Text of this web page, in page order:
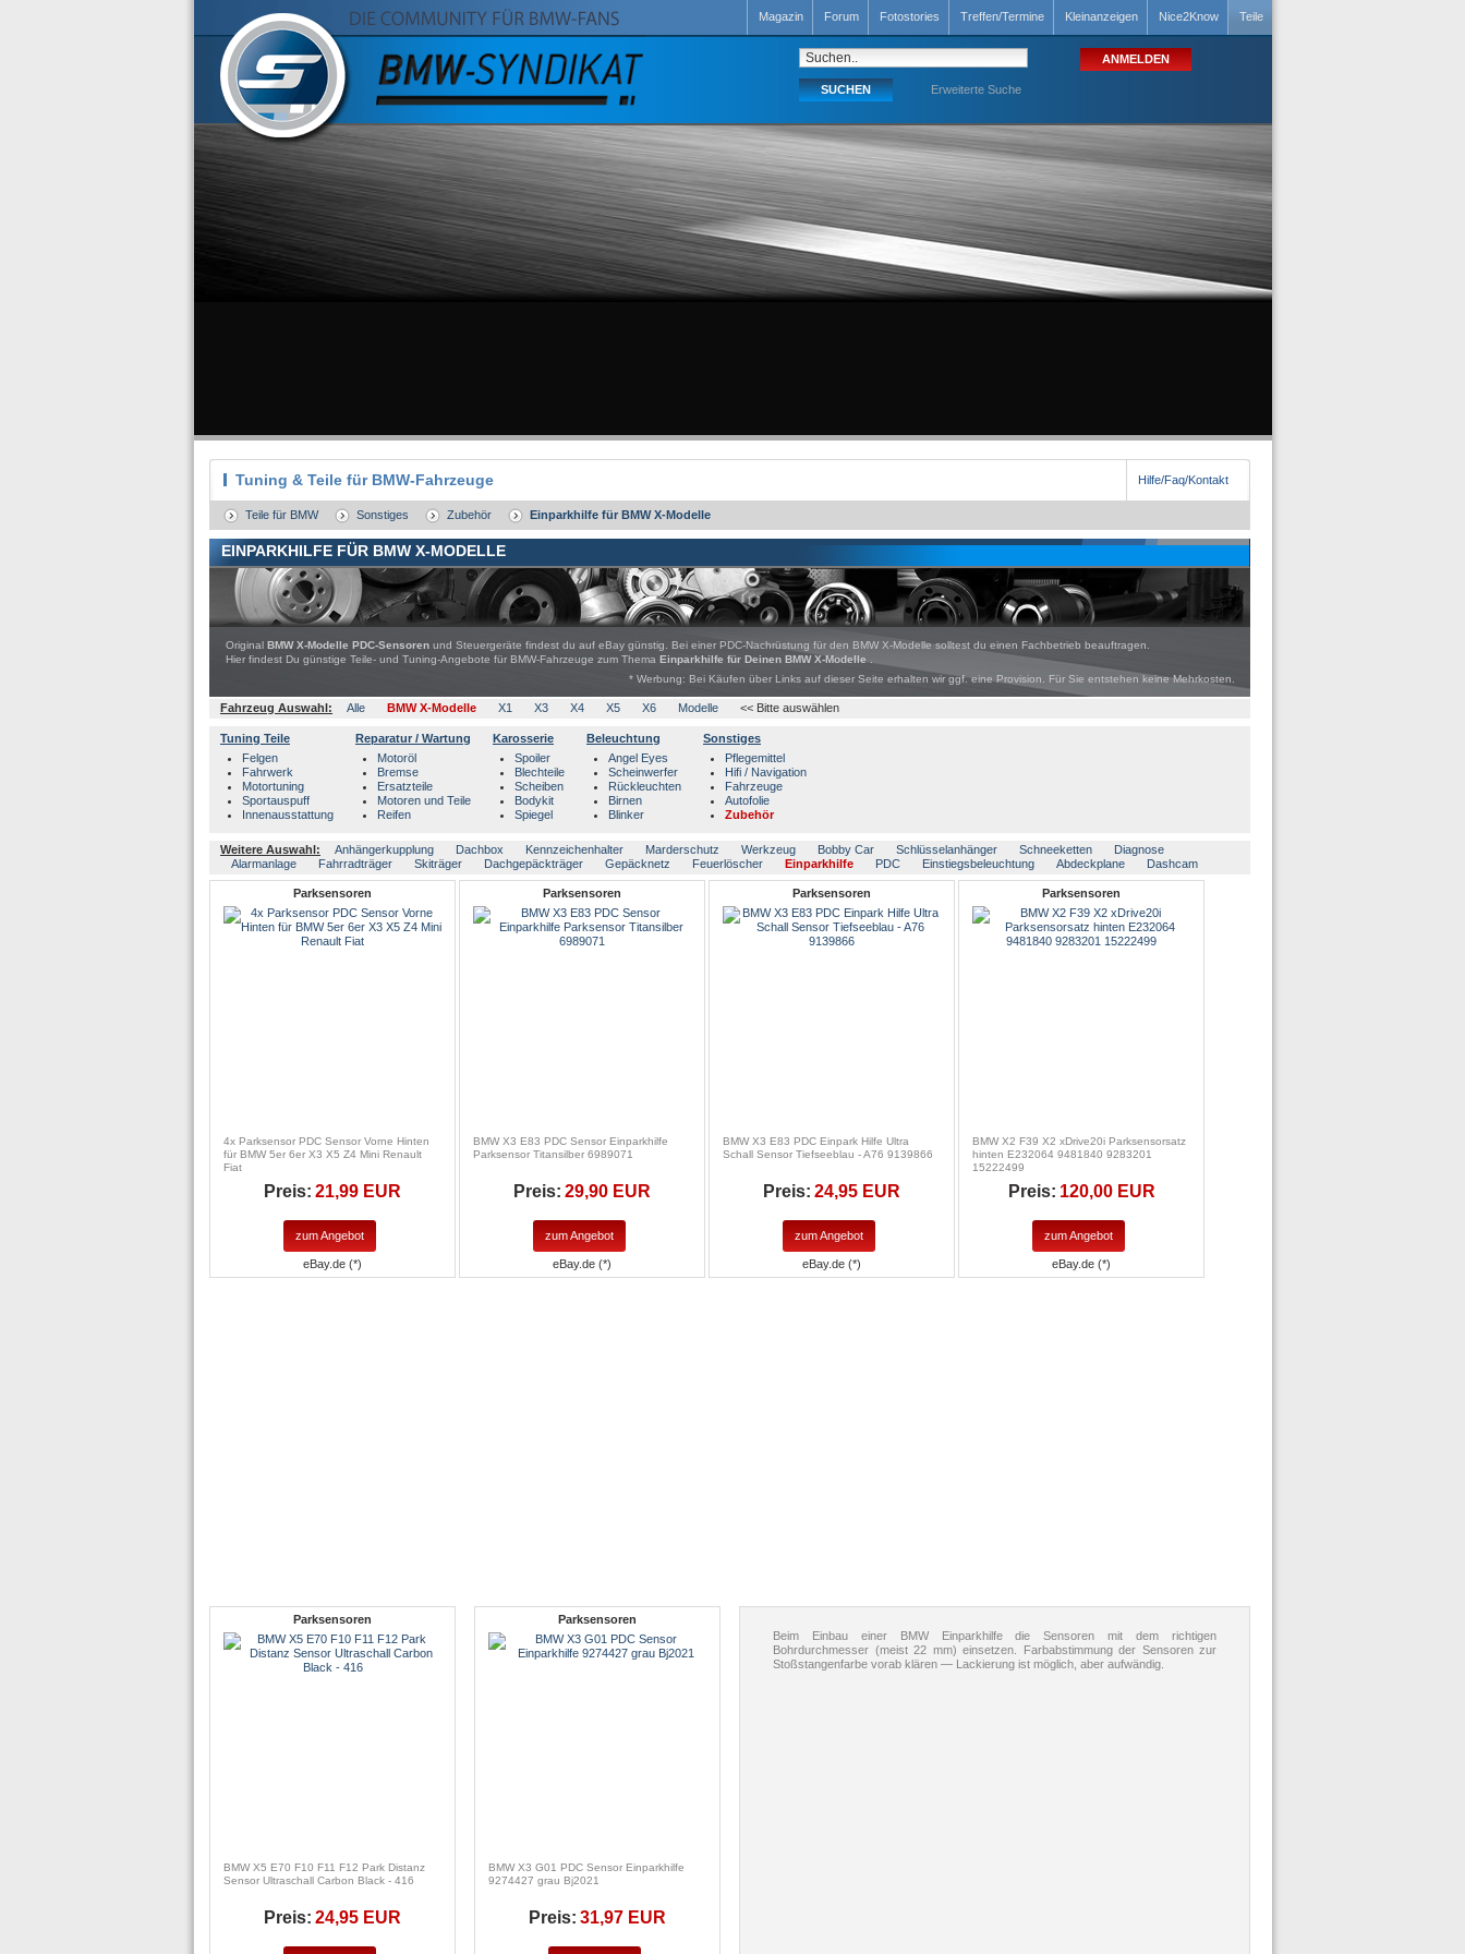
Magazin Forum Fotostories Treffen/Termine Kleinanzeigen Nice2Know Teile
Erweiterte Suche
Tuning & Teile für BMW-Fahrzeuge Hilfe/Faq/Kontakt
Teile für BMW Sonstiges Zubehör Einparkhilfe für BMW X-Modelle
EINPARKHILFE FÜR BMW X-MODELLE
Original BMW X-Modelle PDC-Sensoren und Steuergeräte findest du auf eBay günstig. Bei einer PDC-Nachrüstung für den BMW X-Modelle solltest du einen Fachbetrieb beauftragen.
Hier findest Du günstige Teile- und Tuning-Angebote für BMW-Fahrzeuge zum Thema Einparkhilfe für Deinen BMW X-Modelle
* Werbung: Bei Käufen über Links auf dieser Seite erhalten wir ggf. eine Provision. Für Sie entstehen keine Mehrkosten.
Fahrzeug Auswahl: Alle BMW X-Modelle X1 X3 X4 X5 X6 Modelle << Bitte auswählen
Tuning Teile
Felgen
Fahrwerk
Motortuning
Sportauspuff
Innenausstattung
Reparatur / Wartung
Motoröl
Bremse
Ersatzteile
Motoren und Teile
Reifen
Karosserie
Spoiler
Blechteile
Scheiben
Bodykit
Spiegel
Beleuchtung
Angel Eyes
Scheinwerfer
Rückleuchten
Birnen
Blinker
Sonstiges
Pflegemittel
Hifi / Navigation
Fahrzeuge
Autofolie
Zubehör
Weitere Auswahl: Anhängerkupplung Dachbox Kennzeichenhalter Marderschutz Werkzeug Bobby Car Schlüsselanhänger Schneeketten
Diagnose
Alarmanlage
Fahrradträger Skiträger Dachgepäckträger Gepäcknetz Feuerlöscher Einparkhilfe PDC Einstiegsbeleuchtung Abdeckplane Dashcam
Parksensoren
4x Parksensor PDC Sensor Vorne Hinten
für BMW 5er 6er X3 X5 Z4 Mini Renault
Fiat
Preis: 21,99 EUR
zum Angebot
eBay.de (*)
Parksensoren
BMW X3 E83 PDC Sensor Einparkhilfe
Parksensor Titansilber 6989071
Preis: 29,90 EUR
zum Angebot
eBay.de (*)
Parksensoren
BMW X3 E83 PDC Einpark Hilfe Ultra
Schall Sensor Tiefseeblau - A76 9139866
Preis: 24,95 EUR
zum Angebot
eBay.de (*)
Parksensoren
BMW X2 F39 X2 xDrive20i Parksensorsatz
hinten E232064 9481840 9283201
15222499
Preis: 120,00 EUR
zum Angebot
eBay.de (*)
Parksensoren
BMW X5 E70 F10 F11 F12 Park Distanz
Sensor Ultraschall Carbon Black - 416
Preis: 24,95 EUR
Parksensoren
BMW X3 G01 PDC Sensor Einparkhilfe
9274427 grau Bj2021
Preis: 31,97 EUR
Beim Einbau einer BMW Einparkhilfe die Sensoren mit dem richtigen
Bohrdurchmesser (meist 22 mm) einsetzen. Farbabstimmung der Sensoren zur
Stoßstangenfarbe vorab klären — Lackierung ist möglich, aber aufwändig.